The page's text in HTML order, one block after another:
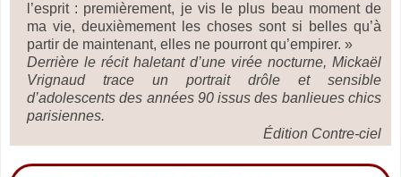
l’esprit : premièrement, je vis le plus beau moment de
ma vie, deuxièmement les choses sont si belles qu’à
partir de maintenant, elles ne pourront qu’empirer. »
Derrière le récit haletant d’une virée nocturne, Mickaël
Vrignaud trace un portrait drôle et sensible
d’adolescents des années 90 issus des banlieues chics
parisiennes.
Édition Contre-ciel